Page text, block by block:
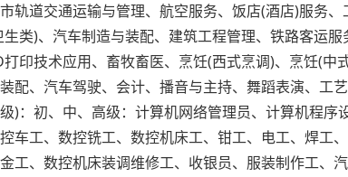
轨道交通运输与管理、航空服务、饭店(酒店)服务
类)、汽车制造与装配、建筑工程管理、铁路客运
印技术应用、畜牧畜医、烹饪(西式烹调)、烹饪(中
配、汽车驾驶、会计、播音与主持、舞蹈表演、工
)：初、中、高级：计算机网络管理员、计算机程
车工、数控铣工、数控机床工、钳工、电工、焊工
工、数控机床装调维修工、收银员、服装制作工、